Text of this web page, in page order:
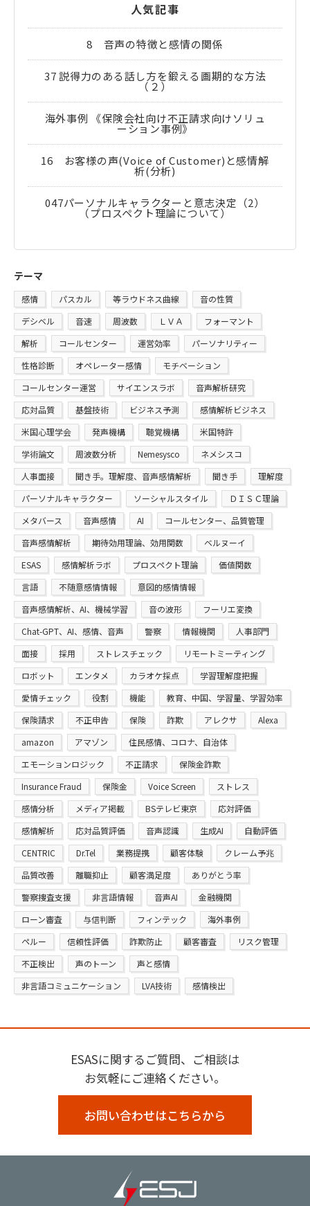
人気記事
8 音声の特徴と感情の関係
37 説得力のある話し方を鍛える画期的な方法
（２）
海外事例 《保険会社向け不正請求向けソリュ
ーション事例》
16 お客様の声(Voice of Customer)と感情解
析(分析)
047パーソナルキャラクターと意志決定（2）
（プロスペクト理論について）
テーマ
感情 パスカル 等ラウドネス曲線
音の性質
デシベル
音速 周波数 ＬＶＡ
フォーマント
解析
コールセンター 運営効率
パーソナリティー
性格診断
オペレーター感情
モチベーション
コールセンター運営
サイエンスラボ
音声解析研究
応対品質
基盤技術 ビジネス予測
感情解析ビジネス
米国心理学会
発声機構 聴覚機構
米国特許
学術論文
周波数分析 Nemesysco
ネメシスコ
人事面接
聞き手。理解度、音声感情解析 聞き手
理解度
パーソナルキャラクター
ソーシャルスタイル
ＤＩＳＣ理論
メタバース
音声感情 AI
コールセンター、品質管理
音声感情解析
期待効用理論、効用関数
ベルヌーイ
ESAS
感情解析ラボ プロスペクト理論
価値関数
言語
不随意感情情報
意図的感情情報
音声感情解析、AI、機械学習
音の波形
フーリエ変換
Chat-GPT、AI、感情、音声
警察 情報機関
人事部門
面接
採用 ストレスチェック
リモートミーティング
ロボット
エンタメ カラオケ採点
学習理解度把握
愛情チェック
役割 機能
教育、中国、学習量、学習効率
保険請求
不正申告 保険 詐欺 アレクサ
Alexa
amazon
アマゾン
住民感情、コロナ、自治体
エモーションロジック
不正請求
保険金詐欺
Insurance Fraud
保険金 Voice Screen
ストレス
感情分析
メディア掲載 BSテレビ東京
応対評価
感情解析
応対品質評価 音声認識 生成AI
自動評価
CENTRIC
Dr.Tel 業務提携 顧客体験
クレーム予兆
品質改善
離職抑止 顧客満足度
ありがとう率
警察捜査支援
非言語情報 音声AI
金融機関
ローン審査
与信判断 フィンテック
海外事例
ペルー
信頼性評価 詐欺防止 顧客審査
リスク管理
不正検出
声のトーン
声と感情
非言語コミュニケーション
LVA技術 感情検出
ESASに関するご質問、ご相談は
お気軽にご連絡ください。
お問い合わせはこちらから